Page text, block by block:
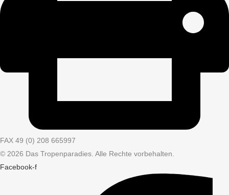
FAX 49 (0) 208 665997
© 2026 Das Tropenparadies. Alle Rechte vorbehalten.
Facebook-f